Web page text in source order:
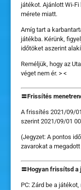
játékot. Ajánlott Wi-
mérete miatt.
Amíg tart a
játékba. Kérünk,
időtöket aszerint
Reméljük, hogy az
véget nem ér. > <
〓Frissítés
A frissítés 2021/09/
szerint 2021/09/01
(Jegyzet: A pontos
zavarokat a
〓Hogyan frissítsd a
PC: Zárd be a